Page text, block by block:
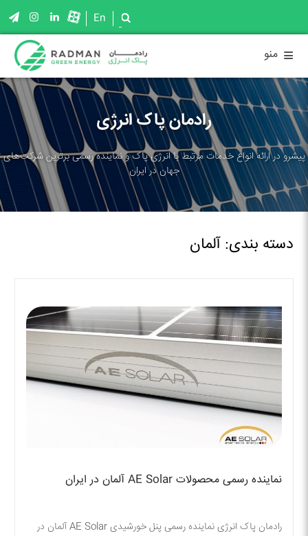
En
≡ منو
رادمان پاک انرژی
پیشرو در ارائه انواع خدمات مرتبط با انرژی پاک و نماینده رسمی برترین شرکت‌های
جهان در ایران
دسته بندی: آلمان
نماینده رسمی محصولات AE Solar آلمان در ایران
رادمان پاک انرژی نماینده رسمی پنل خورشیدی AE Solar آلمان در